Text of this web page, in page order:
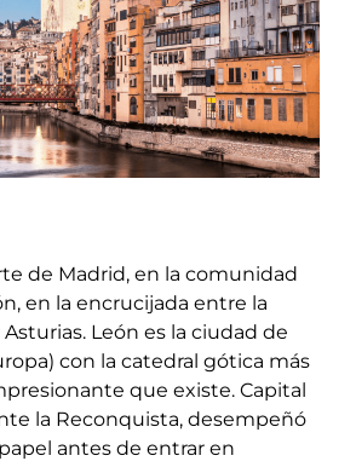
de Madrid, en la comunidad
en la encrucijada entre la
Asturias. León es la ciudad de
con la catedral gótica más
que existe. Capital
la Reconquista, desempeñó
antes de entrar en